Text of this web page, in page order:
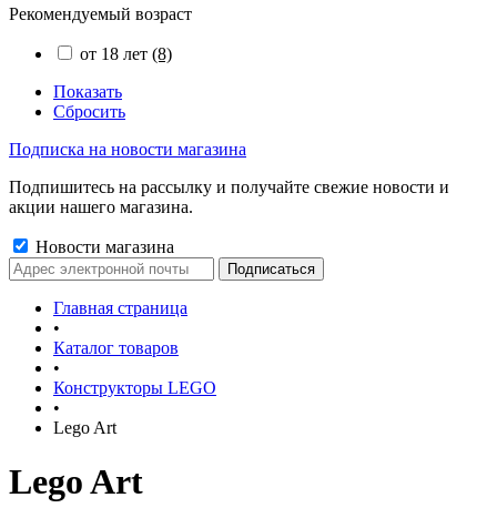
Рекомендуемый возраст
от 18 лет (8)
Показать
Сбросить
Подписка на новости магазина
Подпишитесь на рассылку и получайте свежие новости и
акции нашего магазина.
Новости магазина
Главная страница
•
Каталог товаров
•
Конструкторы LEGO
•
Lego Art
Lego Art